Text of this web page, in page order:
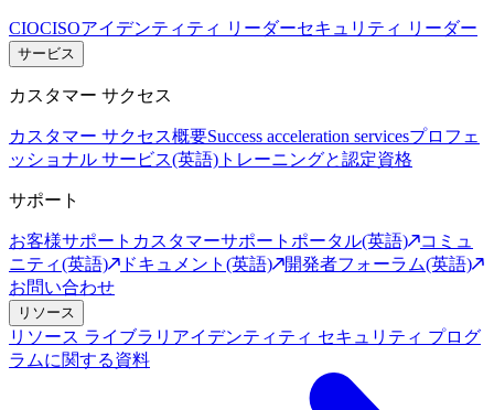
CIOCISOアイデンティティ リーダーセキュリティ リーダー
サービス
カスタマー サクセス
カスタマー サクセス概要Success acceleration servicesプロフェ
ッショナル サービス(英語) トレーニングと認定資格
サポート
お客様サポート カスタマーサポートポータル(英語)
コミュ
ニティ(英語)
ドキュメント(英語)
開発者フォーラム(英語)
お問い合わせ
リソース
リソース ライブラリ アイデンティティ セキュリティ プログ
ラムに関する資料